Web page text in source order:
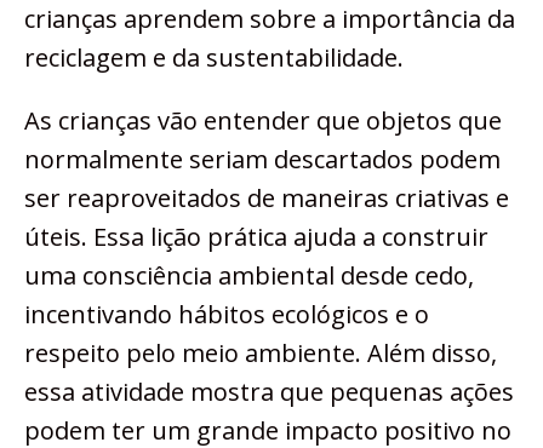
crianças aprendem sobre a importância da
reciclagem e da sustentabilidade.
As crianças vão entender que objetos que
normalmente seriam descartados podem
ser reaproveitados de maneiras criativas e
úteis. Essa lição prática ajuda a construir
uma consciência ambiental desde cedo,
incentivando hábitos ecológicos e o
respeito pelo meio ambiente. Além disso,
essa atividade mostra que pequenas ações
podem ter um grande impacto positivo no